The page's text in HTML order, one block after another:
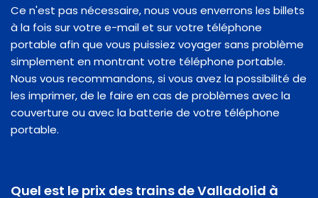
Ce n'est pas nécessaire, nous vous enverrons les billets
à la fois sur votre e-mail et sur votre téléphone
portable afin que vous puissiez voyager sans problème
simplement en montrant votre téléphone portable.
Nous vous recommandons, si vous avez la possibilité de
les imprimer, de le faire en cas de problèmes avec la
couverture ou avec la batterie de votre téléphone
portable.
Quel est le prix des trains de Valladolid à